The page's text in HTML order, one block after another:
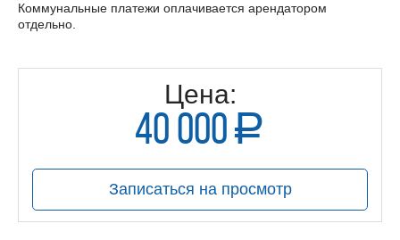
Коммунальные платежи оплачивается арендатором
отдельно.
Цена:
40 000 a
руб.
Записаться на просмотр